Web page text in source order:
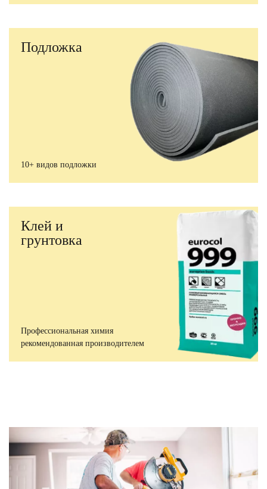
Подложка
10+ видов подложки
Клей и
грунтовка
Профессиональная химия
рекомендованная производителем